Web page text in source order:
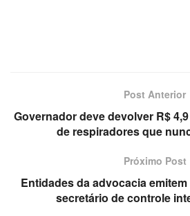
Post Anterior
Governador deve devolver R$
de respiradores que
Próximo Post
Entidades da advocacia
secretário de controle